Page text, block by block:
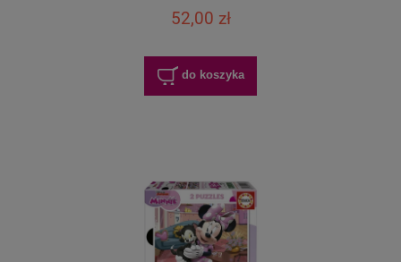
52,00 zł
do koszyka